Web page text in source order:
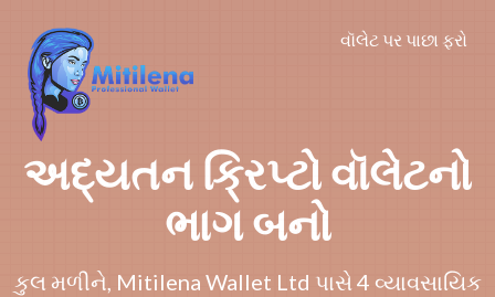
વૉલેટ પર પાછા ફરો
અદ્યતન ક્રિપ્ટો વૉલેટનો
ભાગ બનો
કુલ મળીને, Mitilena Wallet Ltd પાસે 4 વ્યાવસાયિક